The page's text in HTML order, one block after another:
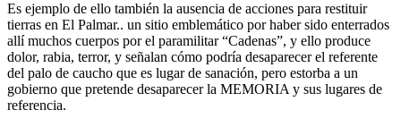
Es ejemplo de ello también la ausencia de acciones para restituir
tierras en El Palmar.. un sitio emblemático por haber sido enterrados
allí muchos cuerpos por el paramilitar “Cadenas”, y ello produce
dolor, rabia, terror, y señalan cómo podría desaparecer el referente
del palo de caucho que es lugar de sanación, pero estorba a un
gobierno que pretende desaparecer la MEMORIA y sus lugares de
referencia.